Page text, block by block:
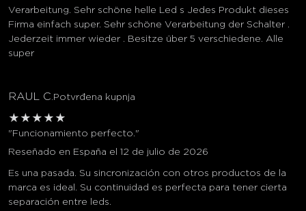
Verarbeitung. Sehr schöne helle Led s Jedes Produkt dieses
Firma einfach super. Sehr schöne Verarbeitung der Schalter .
Jederzeit immer wieder . Besitze über 5 verschiedene. Alle
super
RAUL C. Potvrđena kupnja
★ ★ ★ ★ ★
"Funcionamiento perfecto."
Reseñado en España el 12 de julio de 2026
Es una pasada. Su sincronización con otros productos de la
marca es ideal. Su continuidad es perfecta para tener cierta
separación entre leds.